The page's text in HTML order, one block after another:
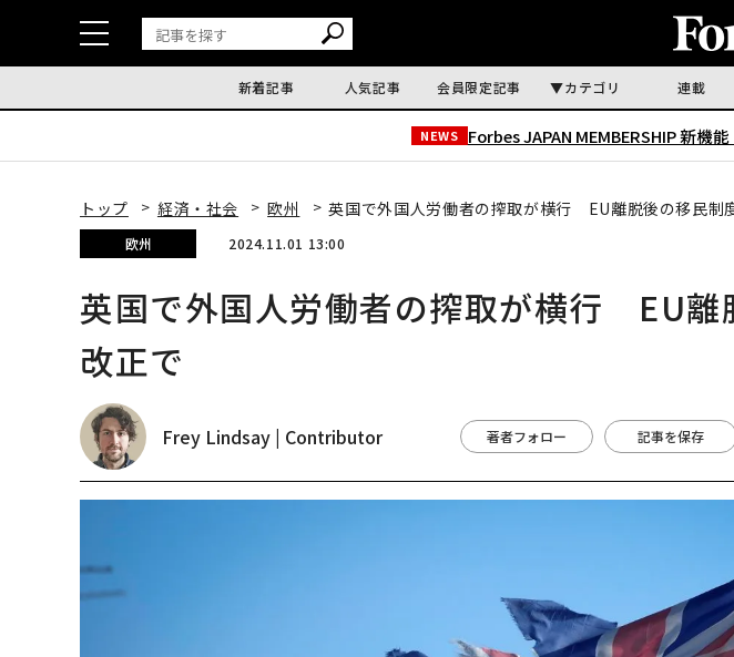
新着記事 人気記事 会員限定記事 カテゴリ 連載
NEWS Forbes JAPAN MEMBERSHIP 新機能
トップ 経済・社会 欧州 英国で外国人労働者の搾取が横行 EU離脱後の移民制
欧州 2024.11.01 13:00
英国で外国人労働者の搾取が横行 EU離
改正で
Frey Lindsay | Contributor 著者フォロー 記事を保存